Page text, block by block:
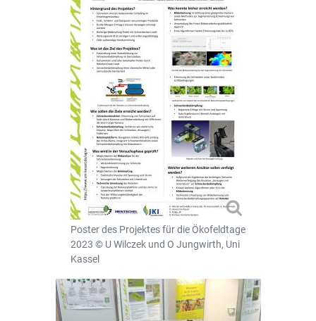
Poster des Projektes für die Ökofeldtage
2023 © U Wilczek und O Jungwirth, Uni
Kassel